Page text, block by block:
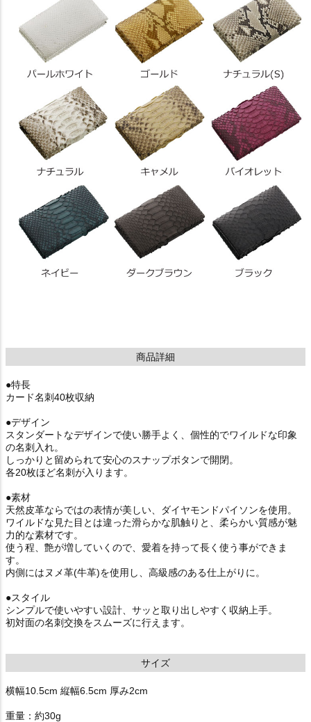
商品詳細
●特長
カード名刺40枚収納
●デザイン
スタンダートなデザインで使い勝手よく、個性的でワイルドな印象
の名刺入れ。
しっかりと留められて安心のスナップボタンで開閉。
各20枚ほど名刺が入ります。
●素材
天然皮革ならではの表情が美しい、ダイヤモンドパイソンを使用。
ワイルドな見た目とは違った滑らかな肌触りと、柔らかい質感が魅
力的な素材です。
使う程、艶が増していくので、愛着を持って長く使う事ができま
す。
内側にはヌメ革(牛革)を使用し、高級感のある仕上がりに。
●スタイル
シンプルで使いやすい設計、サッと取り出しやすく収納上手。
初対面の名刺交換をスムーズに行えます。
サイズ
横幅10.5cm 縦幅6.5cm 厚み2cm
重量：約30g